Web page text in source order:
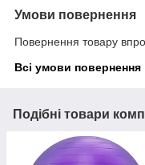
Умови повернення
Повернення товару
Всі умови повернення
Подібні товари